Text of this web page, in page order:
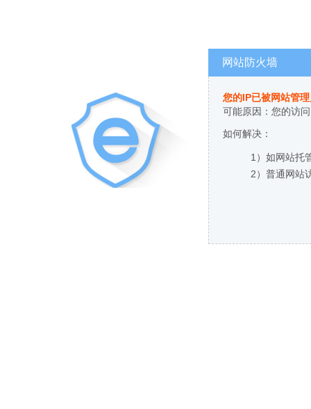
网站防火墙
您的IP已被网站管
可能原因：您的访
如何解决：
1）如网站托
2）普通网站